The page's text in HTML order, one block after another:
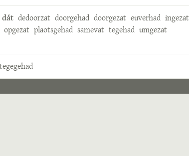
dát dedoorzat doorgehad doorgezat euverhad ingezat
opgezat plaotsgehad samevat tegehad umgezat
tegegehad